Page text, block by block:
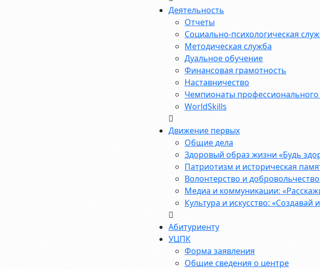
Деятельность
Отчеты
Социально-психологическая
Методическая служба
Дуальное обучение
Финансовая грамотность
Наставничество
Чемпионаты
WorldSkills
Движение первых
Общие дела
Здоровый образ жизни «Будь
Патриотизм и историческая
Волонтерство и
Медиа и коммуникации:
Культура и искусство: «Создавай
Абитуриенту
УЦПК
Форма заявления
Общие сведения о центре